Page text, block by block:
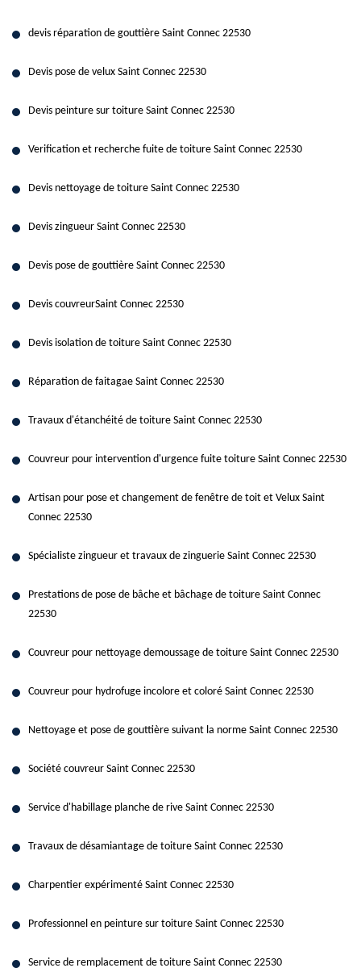
devis réparation de gouttière Saint Connec 22530
Devis pose de velux Saint Connec 22530
Devis peinture sur toiture Saint Connec 22530
Verification et recherche fuite de toiture Saint Connec 22530
Devis nettoyage de toiture Saint Connec 22530
Devis zingueur Saint Connec 22530
Devis pose de gouttière Saint Connec 22530
Devis couvreurSaint Connec 22530
Devis isolation de toiture Saint Connec 22530
Réparation de faitagae Saint Connec 22530
Travaux d'étanchéité de toiture Saint Connec 22530
Couvreur pour intervention d'urgence fuite toiture Saint Connec 22530
Artisan pour pose et changement de fenêtre de toit et Velux Saint
Connec 22530
Spécialiste zingueur et travaux de zinguerie Saint Connec 22530
Prestations de pose de bâche et bâchage de toiture Saint Connec
22530
Couvreur pour nettoyage demoussage de toiture Saint Connec 22530
Couvreur pour hydrofuge incolore et coloré Saint Connec 22530
Nettoyage et pose de gouttière suivant la norme Saint Connec 22530
Société couvreur Saint Connec 22530
Service d'habillage planche de rive Saint Connec 22530
Travaux de désamiantage de toiture Saint Connec 22530
Charpentier expérimenté Saint Connec 22530
Professionnel en peinture sur toiture Saint Connec 22530
Service de remplacement de toiture Saint Connec 22530